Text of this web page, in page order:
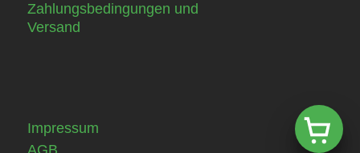
Zahlungsbedingungen und
Versand
Impressum
AGB